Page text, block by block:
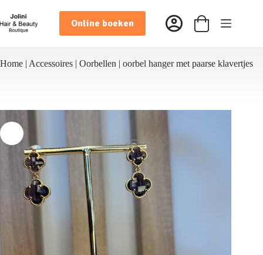
naar
de
inhoud
Online boeken Winkelwagen
Home | Accessoires | Oorbellen | oorbel hanger met paarse klavertjes